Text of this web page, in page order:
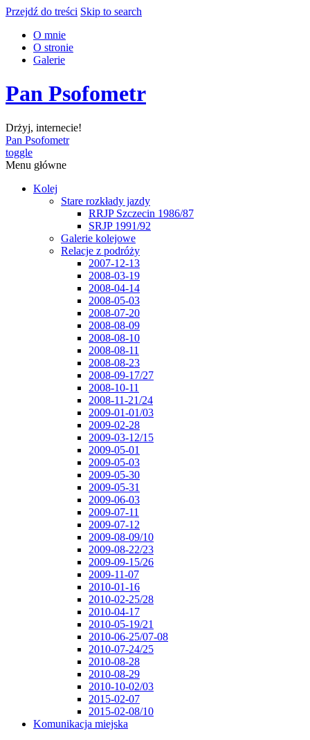
Przejdź do treści Skip to search
O mnie
O stronie
Galerie
Pan Psofometr
Drżyj, internecie!
Pan Psofometr
toggle
Menu główne
Kolej
Stare rozkłady jazdy
RRJP Szczecin 1986/87
SRJP 1991/92
Galerie kolejowe
Relacje z podróży
2007-12-13
2008-03-19
2008-04-14
2008-05-03
2008-07-20
2008-08-09
2008-08-10
2008-08-11
2008-08-23
2008-09-17/27
2008-10-11
2008-11-21/24
2009-01-01/03
2009-02-28
2009-03-12/15
2009-05-01
2009-05-03
2009-05-30
2009-05-31
2009-06-03
2009-07-11
2009-07-12
2009-08-09/10
2009-08-22/23
2009-09-15/26
2009-11-07
2010-01-16
2010-02-25/28
2010-04-17
2010-05-19/21
2010-06-25/07-08
2010-07-24/25
2010-08-28
2010-08-29
2010-10-02/03
2015-02-07
2015-02-08/10
Komunikacja miejska